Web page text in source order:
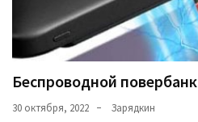
Беспроводной повербанк
30 октября, 2022 Зарядкин